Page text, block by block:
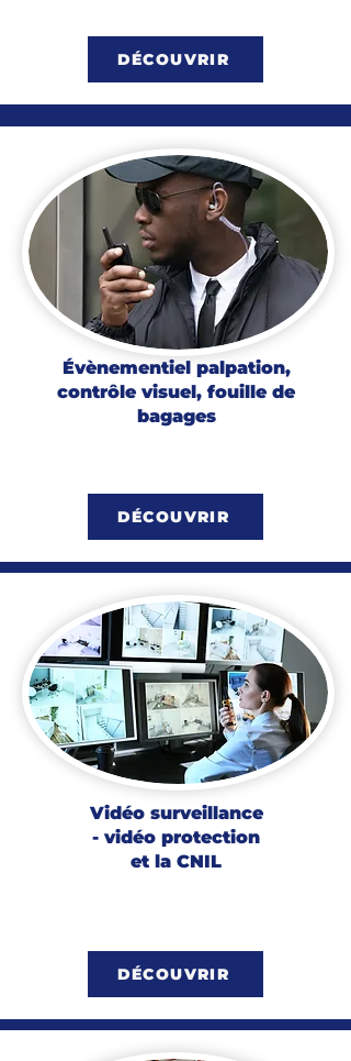
DÉCOUVRIR
Évènementiel palpation,
contrôle visuel, fouille de
bagages
DÉCOUVRIR
Vidéo surveillance
- vidéo protection
et la CNIL
DÉCOUVRIR